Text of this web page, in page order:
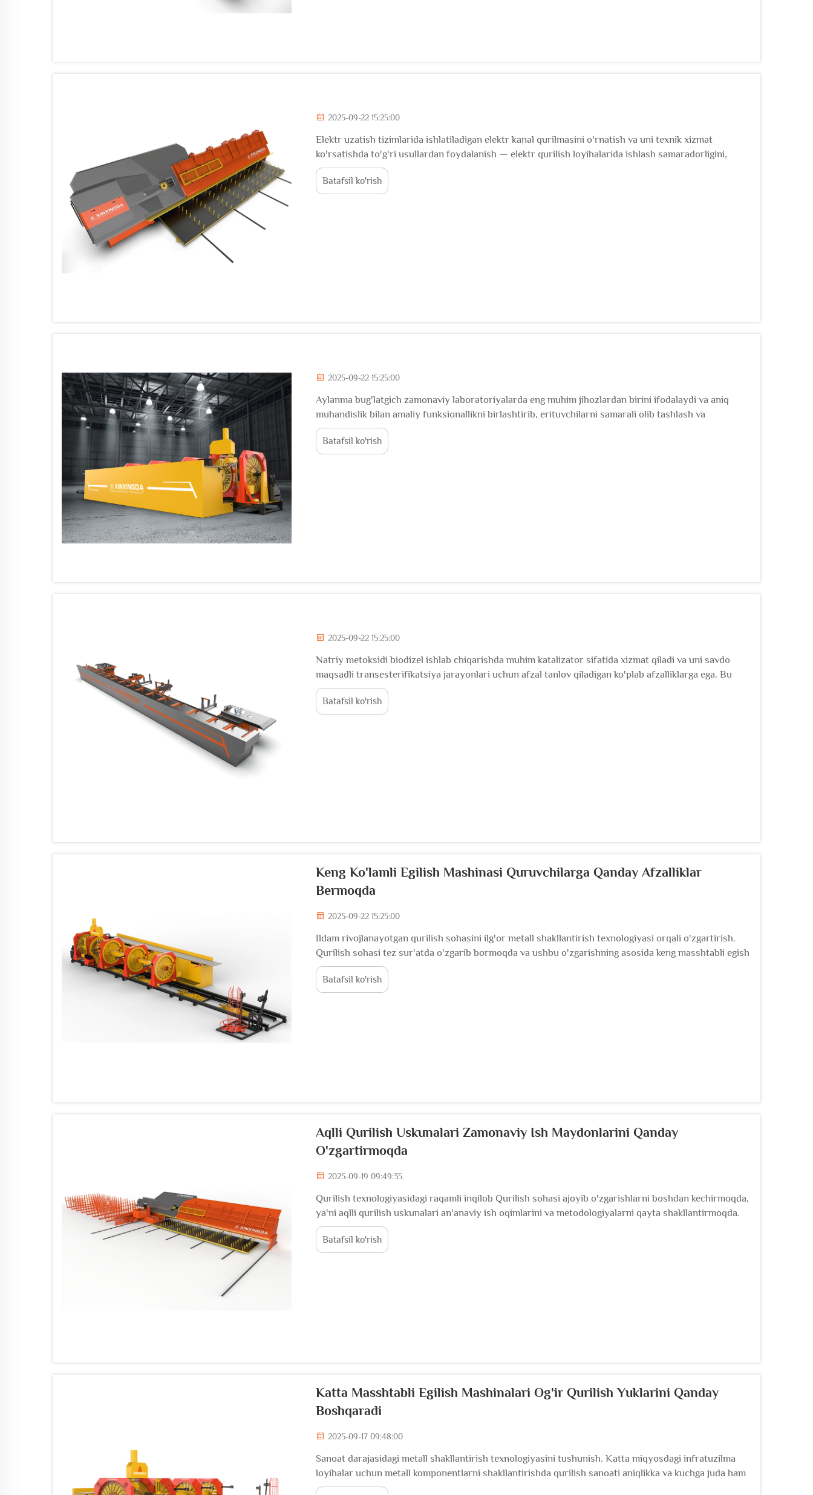
2025-09-22 15:25:00
Elektr uzatish tizimlarida ishlatiladigan elektr kanal qurilmasini o'rnatish va uni texnik xizmat
ko'rsatishda to'g'ri usullardan foydalanish — elektr qurilish loyihalarida ishlash samaradorligini,
jihozning xizmat ko'rsatish muddatini va ish joyida xavfsizlikni ta'minlashda muhim omillardir. Bu
maxsus uskunalar ...
Batafsil ko'rish
2025-09-22 15:25:00
Aylanma bug'latgich zamonaviy laboratoriyalarda eng muhim jihozlardan birini ifodalaydi va aniq
muhandislik bilan amaliy funksionallikni birlashtirib, erituvchilarni samarali olib tashlash va
konsentratsiya qilish jarayonlarini osonlashtiradi. ...
Batafsil ko'rish
2025-09-22 15:25:00
Natriy metoksidi biodizel ishlab chiqarishda muhim katalizator sifatida xizmat qiladi va uni savdo
maqsadli transesterifikatsiya jarayonlari uchun afzal tanlov qiladigan ko'plab afzalliklarga ega. Bu
ishqoriy katalizator o'simlik moylarini ... ga aylantirishni osonlashtiradi.
Batafsil ko'rish
Keng Ko'lamli Egilish Mashinasi Quruvchilarga Qanday Afzalliklar
Bermoqda
2025-09-22 15:25:00
Ildam rivojlanayotgan qurilish sohasini ilg'or metall shakllantirish texnologiyasi orqali o'zgartirish.
Qurilish sohasi tez sur'atda o'zgarib bormoqda va ushbu o'zgarishning asosida keng masshtabli egish
mashinalari turmoqda. Ushbu murakkab uskunalar qurilishda inson mehnatini, xarajatlarni
kamaytirish hamda ish samaradorligini oshirish imkonini beradi.
Batafsil ko'rish
Aqlli Qurilish Uskunalari Zamonaviy Ish Maydonlarini Qanday
O'zgartirmoqda
2025-09-19 09:49:35
Qurilish texnologiyasidagi raqamli inqilob Qurilish sohasi ajoyib o'zgarishlarni boshdan kechirmoqda,
ya'ni aqlli qurilish uskunalari an'anaviy ish oqimlarini va metodologiyalarni qayta shakllantirmoqda.
Ushbu texnologik rivojlanish sanoatni...
Batafsil ko'rish
Katta Masshtabli Egilish Mashinalari Og'ir Qurilish Yuklarini Qanday
Boshqaradi
2025-09-17 09:48:00
Sanoat darajasidagi metall shakllantirish texnologiyasini tushunish. Katta miqyosdagi infratuzilma
loyihalar uchun metall komponentlarni shakllantirishda qurilish sanoati aniqlikka va kuchga juda ham
bog'liq. Kattalikdagi egish mashinalari...